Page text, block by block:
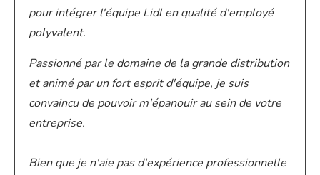
pour intégrer l'équipe Lidl en qualité d'employé
polyvalent.
Passionné par le domaine de la grande distribution
et animé par un fort esprit d'équipe, je suis
convaincu de pouvoir m'épanouir au sein de votre
entreprise.
Bien que je n'aie pas d'expérience professionnelle